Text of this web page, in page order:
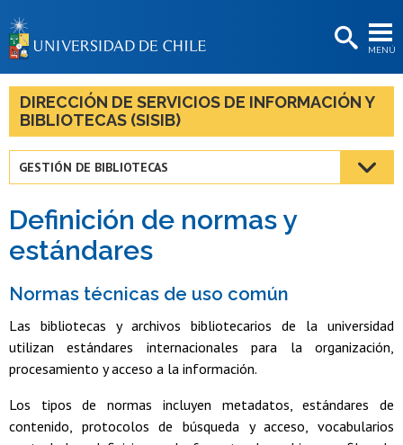
MENÚ
BIBLIOTECAS
LA UNIVERSIDAD
Postulantes
DIRECCIÓN DE SERVICIOS DE INFORMACIÓN Y
BIBLIOTECAS (SISIB)
GESTIÓN DE BIBLIOTECAS
Definición de normas y
estándares
Normas técnicas de uso común
Las bibliotecas y archivos bibliotecarios de la universidad
utilizan estándares internacionales para la organización,
procesamiento y acceso a la información.
Los tipos de normas incluyen metadatos, estándares de
contenido, protocolos de búsqueda y acceso, vocabularios